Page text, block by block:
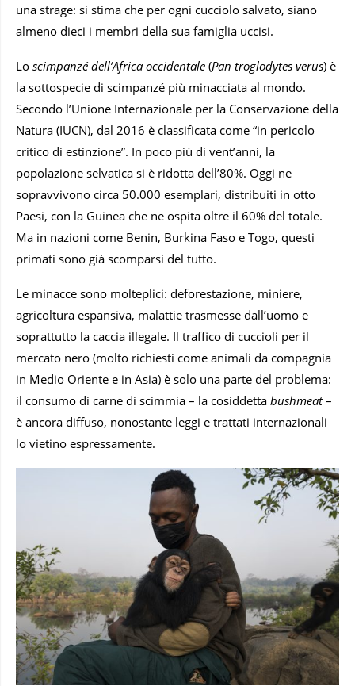
una strage: si stima che per ogni cucciolo salvato, siano
almeno dieci i membri della sua famiglia uccisi.
Lo scimpanzé dell’Africa occidentale (Pan troglodytes verus) è
la sottospecie di scimpanzé più minacciata al mondo.
Secondo l’Unione Internazionale per la Conservazione della
Natura (IUCN), dal 2016 è classificata come “in pericolo
critico di estinzione”. In poco più di vent’anni, la
popolazione selvatica si è ridotta dell’80%. Oggi ne
sopravvivono circa 50.000 esemplari, distribuiti in otto
Paesi, con la Guinea che ne ospita oltre il 60% del totale.
Ma in nazioni come Benin, Burkina Faso e Togo, questi
primati sono già scomparsi del tutto.
Le minacce sono molteplici: deforestazione, miniere,
agricoltura espansiva, malattie trasmesse dall’uomo e
soprattutto la caccia illegale. Il traffico di cuccioli per il
mercato nero (molto richiesti come animali da compagnia
in Medio Oriente e in Asia) è solo una parte del problema:
il consumo di carne di scimmia – la cosiddetta bushmeat–
è ancora diffuso, nonostante leggi e trattati internazionali
lo vietino espressamente.